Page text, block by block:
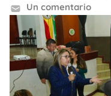
Un comentario